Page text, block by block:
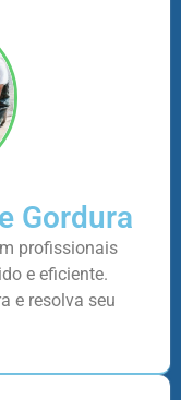
Gordura
profissionais
e eficiente.
e resolva seu